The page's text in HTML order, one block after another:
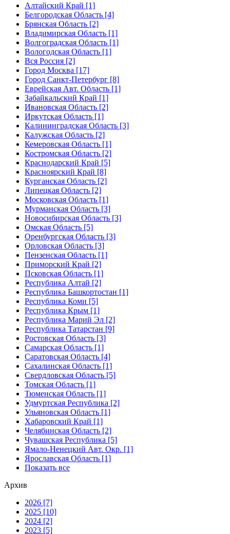
Алтайский Край [1]
Белгородская Область [4]
Брянская Область [2]
Владимирская Область [1]
Волгоградская Область [1]
Вологодская Область [1]
Вся Россия [2]
Город Москва [17]
Город Санкт-Петербург [8]
Еврейская Авт. Область [1]
Забайкальский Край [1]
Ивановская Область [2]
Иркутская Область [1]
Калининградская Область [3]
Калужская Область [2]
Кемеровская Область [1]
Костромская Область [2]
Краснодарский Край [5]
Красноярский Край [8]
Курганская Область [2]
Липецкая Область [2]
Московская Область [1]
Мурманская Область [3]
Новосибирская Область [3]
Омская Область [5]
Оренбургская Область [3]
Орловская Область [3]
Пензенская Область [1]
Приморский Край [2]
Псковская Область [1]
Республика Алтай [2]
Республика Башкортостан [1]
Республика Коми [5]
Республика Крым [1]
Республика Марий Эл [2]
Республика Татарстан [9]
Ростовская Область [3]
Самарская Область [1]
Саратовская Область [4]
Сахалинская Область [1]
Свердловская Область [5]
Томская Область [1]
Тюменская Область [1]
Удмуртская Республика [2]
Ульяновская Область [1]
Хабаровский Край [1]
Челябинская Область [2]
Чувашская Республика [5]
Ямало-Ненецкий Авт. Окр. [1]
Ярославская Область [1]
Показать все
Архив
2026 [7]
2025 [10]
2024 [2]
2023 [5]